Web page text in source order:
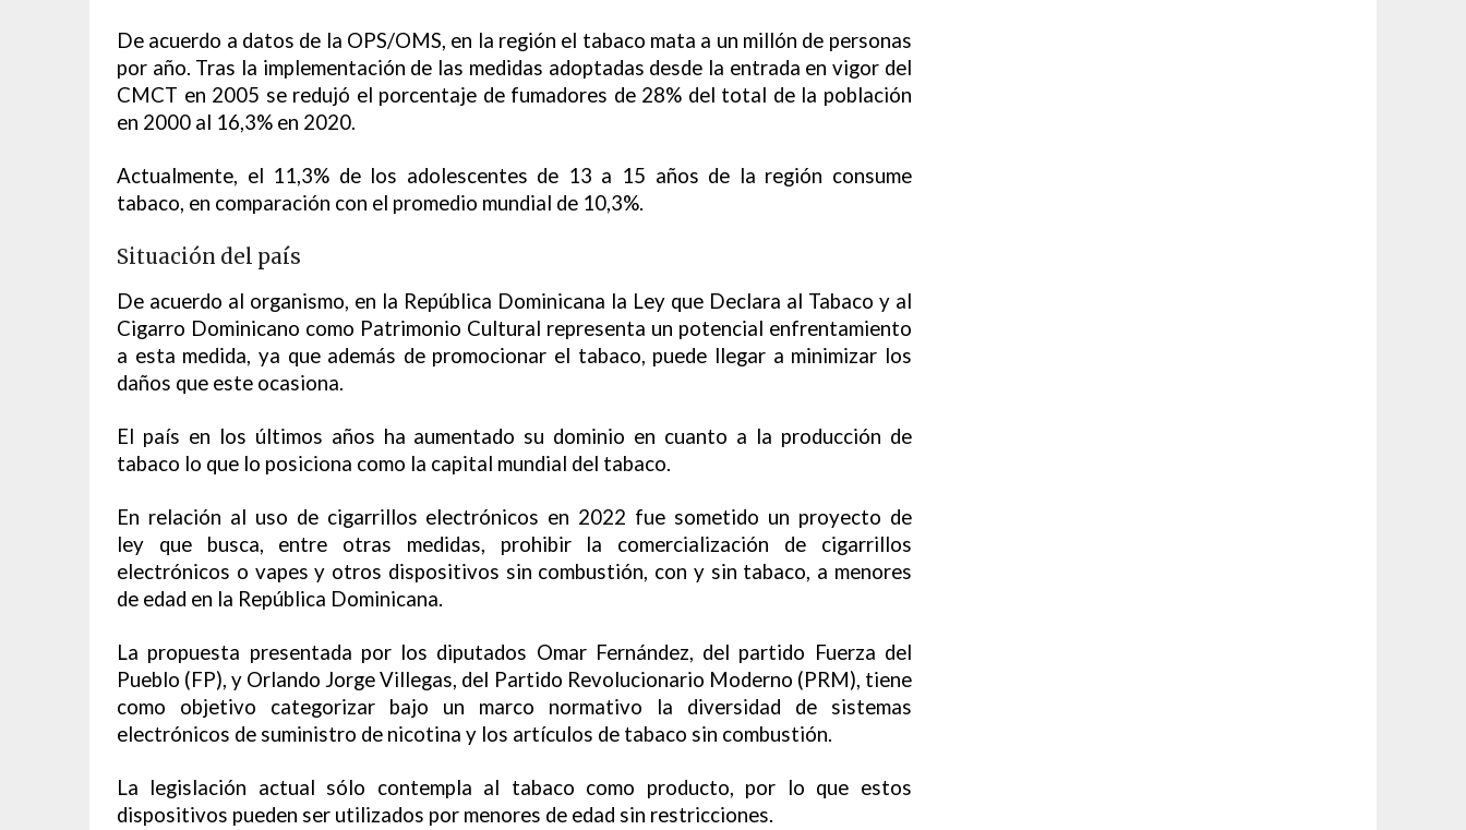
De acuerdo a datos de la OPS/OMS, en la región el tabaco mata a un millón de personas
por año. Tras la implementación de las medidas adoptadas desde la entrada en vigor del
CMCT en 2005 se redujó el porcentaje de fumadores de 28% del total de la población
en 2000 al 16,3% en 2020.
Actualmente, el 11,3% de los adolescentes de 13 a 15 años de la región consume
tabaco, en comparación con el promedio mundial de 10,3%.
Situación del país
De acuerdo al organismo, en la República Dominicana la Ley que Declara al Tabaco y al
Cigarro Dominicano como Patrimonio Cultural representa un potencial enfrentamiento
a esta medida, ya que además de promocionar el tabaco, puede llegar a minimizar los
daños que este ocasiona.
El país en los últimos años ha aumentado su dominio en cuanto a la producción de
tabaco lo que lo posiciona como la capital mundial del tabaco.
En relación al uso de cigarrillos electrónicos en 2022 fue sometido un proyecto de
ley que busca, entre otras medidas, prohibir la comercialización de cigarrillos
electrónicos o vapes y otros dispositivos sin combustión, con y sin tabaco, a menores
de edad en la República Dominicana.
La propuesta presentada por los diputados Omar Fernández, del partido Fuerza del
Pueblo (FP), y Orlando Jorge Villegas, del Partido Revolucionario Moderno (PRM), tiene
como objetivo categorizar bajo un marco normativo la diversidad de sistemas
electrónicos de suministro de nicotina y los artículos de tabaco sin combustión.
La legislación actual sólo contempla al tabaco como producto, por lo que estos
dispositivos pueden ser utilizados por menores de edad sin restricciones.